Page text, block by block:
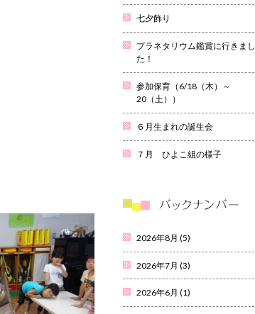
七夕飾り
プラネタリウム鑑賞に行きまし
た！
参加保育（6/18（木）～
20（土））
６月生まれの誕生会
７月 ひよこ組の様子
2026年8月 (5)
2026年7月 (3)
2026年6月 (1)